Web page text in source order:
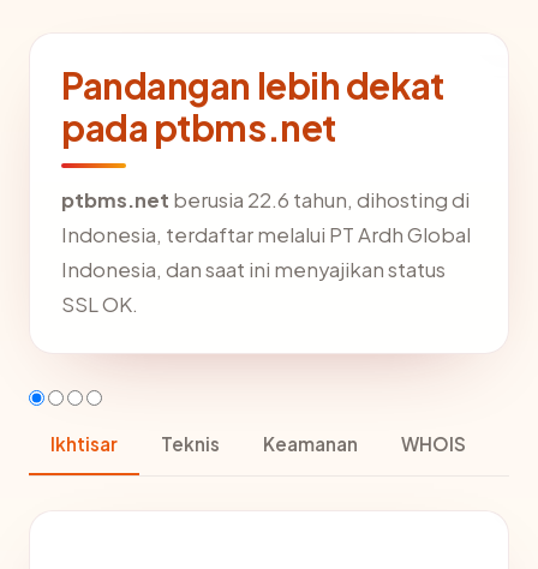
Pandangan lebih dekat
pada ptbms.net
ptbms.net berusia 22.6 tahun, dihosting di
Indonesia, terdaftar melalui PT Ardh Global
Indonesia, dan saat ini menyajikan status
SSL OK.
Ikhtisar Teknis Keamanan WHOIS